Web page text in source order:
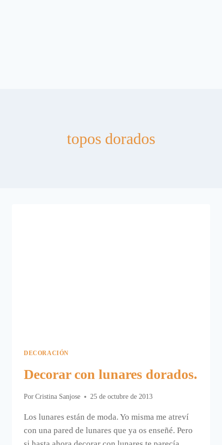
topos dorados
DECORACIÓN
Decorar con lunares dorados.
Por Cristina Sanjose 25 de octubre de 2013
Los lunares están de moda. Yo misma me atreví
con una pared de lunares que ya os enseñé. Pero